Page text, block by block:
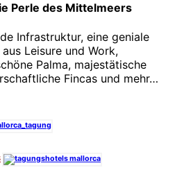
Perle des Mittelmeers
Infrastruktur, eine geniale
Leisure und Work,
Palma, majestätische
Fincas und mehr…